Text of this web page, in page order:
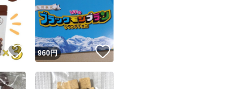
このユーザーはYahoo!フリマの取引を完了させた実績があります
このユーザーは他フリマサービスでの取引実績があります
出品ページへ
キャンセル
いいね！
960円 いいね！